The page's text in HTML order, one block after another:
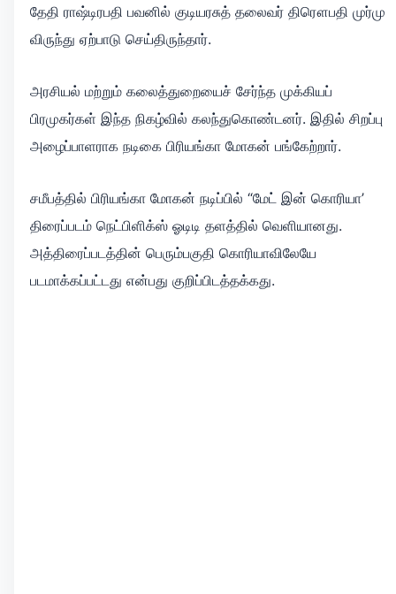
தேதி ராஷ்டிரபதி பவனில் குடியரசுத் தலைவர் திரௌபதி முர்மு
விருந்து ஏற்பாடு செய்திருந்தார்.
அரசியல் மற்றும் கலைத்துறையைச் சேர்ந்த முக்கியப்
பிரமுகர்கள் இந்த நிகழ்வில் கலந்துகொண்டனர். இதில் சிறப்பு
அழைப்பாளராக நடிகை பிரியங்கா மோகன் பங்கேற்றார்.
சமீபத்தில் பிரியங்கா மோகன் நடிப்பில் “மேட் இன் கொரியா’
திரைப்படம் நெட்பிளிக்ஸ் ஓடிடி தளத்தில் வெளியானது.
அத்திரைப்படத்தின் பெரும்பகுதி கொரியாவிலேயே
படமாக்கப்பட்டது என்பது குறிப்பிடத்தக்கது.